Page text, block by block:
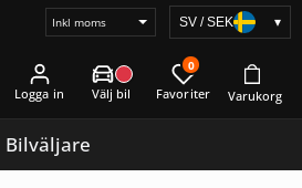
Välj
SV / SEK ▾
Logga in
0
Bilväljare